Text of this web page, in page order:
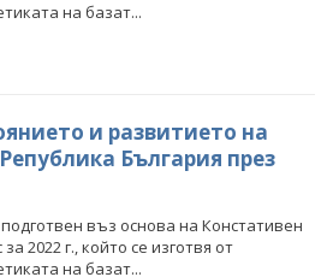
ПРОЕКТИ ЗА ДОБИВ
на базат...
и развитието на
България през
въз основа на Констативен
2022 г., който се изготвя от
на базат...